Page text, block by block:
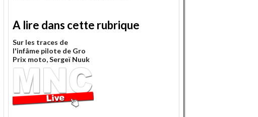
A lire dans cette rubrique
Sur les traces de
l'infâme pilote de Gro
Prix moto, Sergeï Nuuk